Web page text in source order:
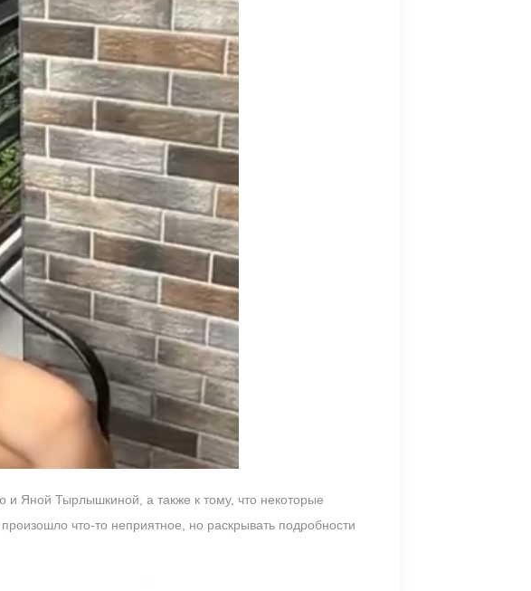
и Яной Тырлышкиной, а также к тому, что некоторые
что-то неприятное, но раскрывать подробности